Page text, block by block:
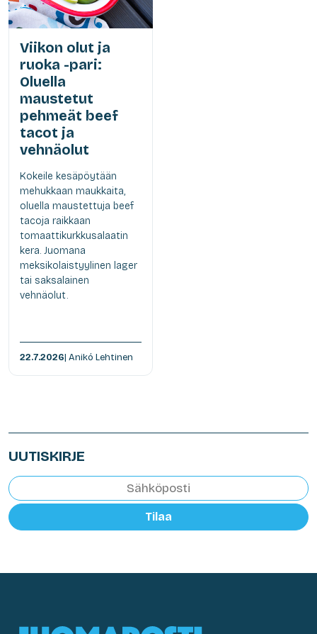
Viikon olut ja
ruoka -pari:
Oluella
maustetut
pehmeät beef
tacot ja
vehnäolut
Kokeile kesäpöytään
mehukkaan maukkaita,
oluella maustettuja beef
tacoja raikkaan
tomaattikurkkusalaatin
kera. Juomana
meksikolaistyylinen lager
tai saksalainen
vehnäolut.
22.7.2026| Anikó Lehtinen
UUTISKIRJE
Tilaa